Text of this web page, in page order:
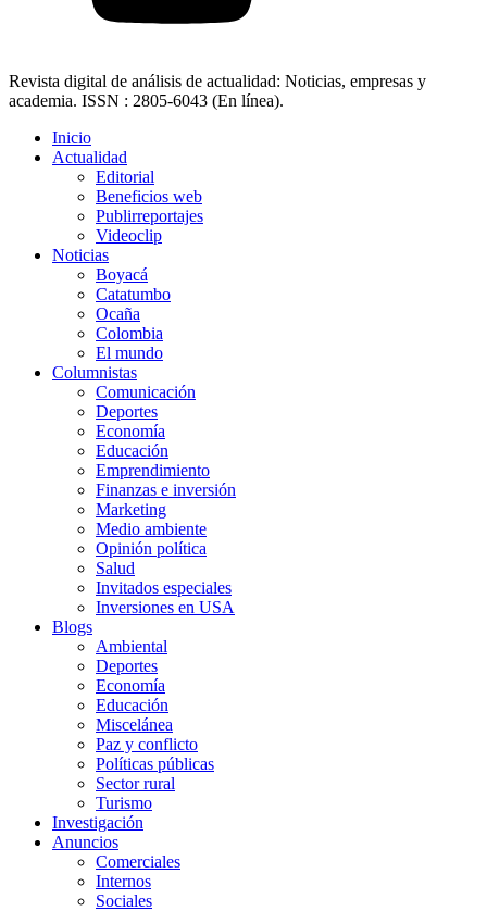
Revista digital de análisis de actualidad: Noticias, empresas y
academia. ISSN : 2805-6043 (En línea).
Inicio
Actualidad
Editorial
Beneficios web
Publirreportajes
Videoclip
Noticias
Boyacá
Catatumbo
Ocaña
Colombia
El mundo
Columnistas
Comunicación
Deportes
Economía
Educación
Emprendimiento
Finanzas e inversión
Marketing
Medio ambiente
Opinión política
Salud
Invitados especiales
Inversiones en USA
Blogs
Ambiental
Deportes
Economía
Educación
Miscelánea
Paz y conflicto
Políticas públicas
Sector rural
Turismo
Investigación
Anuncios
Comerciales
Internos
Sociales